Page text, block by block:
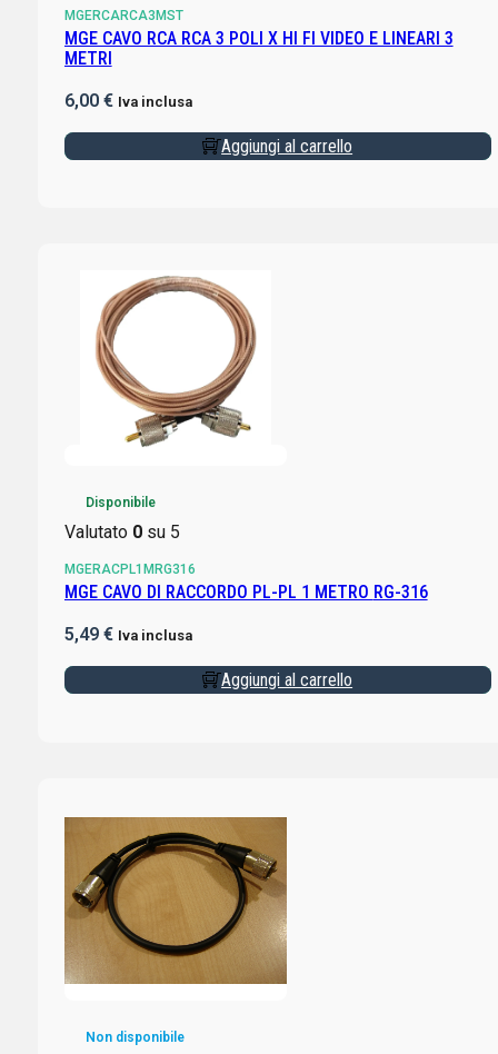
MGERCARCA3MST
MGE CAVO RCA RCA 3 POLI X HI FI VIDEO E LINEARI 3
METRI
6,00 € Iva inclusa
Aggiungi al carrello
Disponibile
Valutato 0su 5
MGERACPL1MRG316
MGE CAVO DI RACCORDO PL-PL 1 METRO RG-316
5,49 € Iva inclusa
Aggiungi al carrello
Non disponibile